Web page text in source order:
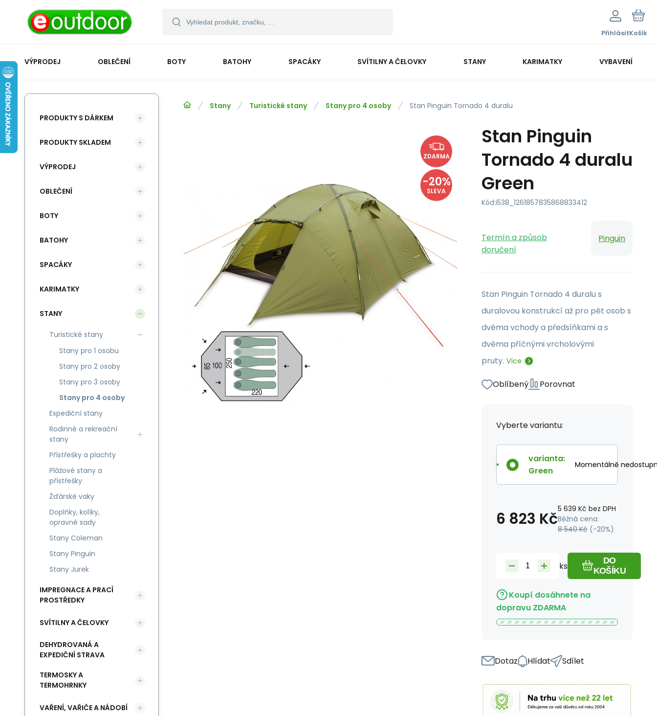
PřihlásitKošík
VÝPRODEJ OBLEČENÍ BOTY BATOHY SPACÁKY SVÍTILNY A ČELOVKY STANY KARIMATKY VYBAVENÍ
Stany Turistické stany Stany pro 4 osoby Stan Pinguin Tornado 4 duralu
ZDARMA
-20%
SLEVA
Stan Pinguin
Tornado 4 duralu
Green
Kód:i538_1261857835868833412
Termín a způsob
doručení
Pinguin
Stan Pinguin Tornado 4 duralu s
duralovou konstrukcí až pro pět osob s
dvěma vchody a předsíňkami a s
dvěma příčnými vrcholovými
pruty. Více
Oblíbený Porovnat
Vyberte variantu:
varianta:
Green
Momentálně
6 823 Kč5 639 Kč bez DPH
Běžná cena:
8 540 Kč (-20%)
ks
DO
KOŠÍKU
Koupí dosáhnete na
dopravu ZDARMA
Dotaz Hlídat Sdílet
PRODUKTY S DÁRKEM
PRODUKTY SKLADEM
VÝPRODEJ
OBLEČENÍ
BOTY
BATOHY
SPACÁKY
KARIMATKY
STANY
Turistické stany
Stany pro 1 osobu
Stany pro 2 osoby
Stany pro 3 osoby
Stany pro 4 osoby
Expediční stany
Rodinné a rekreační
stany
Přístřešky a plachty
Plážové stany a
přístřešky
Žďárské vaky
Doplňky, kolíky,
opravné sady
Stany Coleman
Stany Pinguin
Stany Jurek
IMPREGNACE A PRACÍ
PROSTŘEDKY
SVÍTILNY A ČELOVKY
DEHYDROVANÁ A
EXPEDIČNÍ STRAVA
TERMOSKY A
TERMOHRNKY
VAŘENÍ, VAŘIČE A NÁDOBÍ